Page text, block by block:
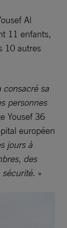
Al
11 enfants,
10 autres
consacré sa
personnes
Yousef 36
européen
jours à
des
»